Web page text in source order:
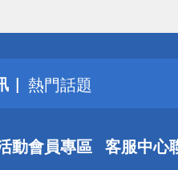
詐騙網頁！請小心！
得獎公告
熱門話題
銀行優惠
詐騙網頁！請小心！
動會員專區 客服中心